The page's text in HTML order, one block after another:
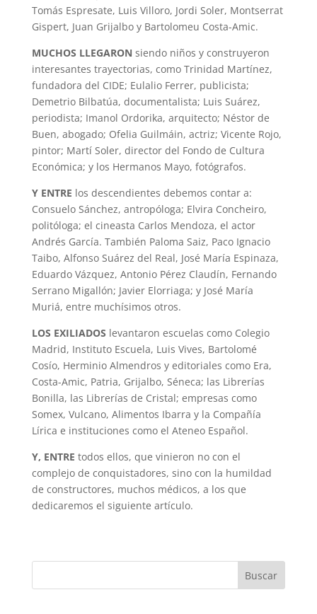
Tomás Espresate, Luis Villoro, Jordi Soler, Montserrat
Gispert, Juan Grijalbo y Bartolomeu Costa-Amic.
MUCHOS LLEGARON siendo niños y construyeron
interesantes trayectorias, como Trinidad Martínez,
fundadora del CIDE; Eulalio Ferrer, publicista;
Demetrio Bilbatúa, documentalista; Luis Suárez,
periodista; Imanol Ordorika, arquitecto; Néstor de
Buen, abogado; Ofelia Guilmáin, actriz; Vicente Rojo,
pintor; Martí Soler, director del Fondo de Cultura
Económica; y los Hermanos Mayo, fotógrafos.
Y ENTRE los descendientes debemos contar a:
Consuelo Sánchez, antropóloga; Elvira Concheiro,
politóloga; el cineasta Carlos Mendoza, el actor
Andrés García. También Paloma Saiz, Paco Ignacio
Taibo, Alfonso Suárez del Real, José María Espinaza,
Eduardo Vázquez, Antonio Pérez Claudín, Fernando
Serrano Migallón; Javier Elorriaga; y José María
Muriá, entre muchísimos otros.
LOS EXILIADOS levantaron escuelas como Colegio
Madrid, Instituto Escuela, Luis Vives, Bartolomé
Cosío, Herminio Almendros y editoriales como Era,
Costa-Amic, Patria, Grijalbo, Séneca; las Librerías
Bonilla, las Librerías de Cristal; empresas como
Somex, Vulcano, Alimentos Ibarra y la Compañía
Lírica e instituciones como el Ateneo Español.
Y, ENTRE todos ellos, que vinieron no con el
complejo de conquistadores, sino con la humildad
de constructores, muchos médicos, a los que
dedicaremos el siguiente artículo.
Buscar